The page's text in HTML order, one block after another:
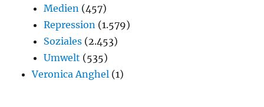
Medien (457)
Repression (1.579)
Soziales (2.453)
Umwelt (535)
Veronica Anghel (1)